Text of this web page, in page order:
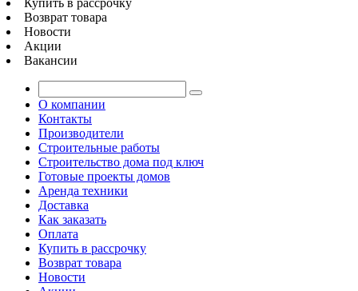
Купить в рассрочку
Возврат товара
Новости
Акции
Вакансии
О компании
Контакты
Производители
Строительные работы
Строительство дома под ключ
Готовые проекты домов
Аренда техники
Доставка
Как заказать
Оплата
Купить в рассрочку
Возврат товара
Новости